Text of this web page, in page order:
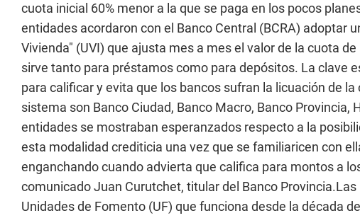
cuota inicial 60% menor a la que se paga en los pocos
entidades acordaron con el Banco Central (BCRA) adoptar
Vivienda" (UVI) que ajusta mes a mes el valor de la cuota
sirve tanto para préstamos como para depósitos. La clave
para calificar y evita que los bancos sufran la licuación de
sistema son Banco Ciudad, Banco Macro, Banco Provincia,
entidades se mostraban esperanzados respecto a la
esta modalidad crediticia una vez que se familiaricen con
enganchando cuando advierta que califica para montos a
comunicado Juan Curutchet, titular del Banco
Unidades de Fomento (UF) que funciona desde la década